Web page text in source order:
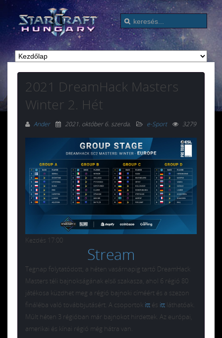
2021 DreamHack Masters
Winter 2. Hét
Ander 2021. október 6. szerda. e-Sport 3279
Kezdés 17:00
Stream
Tegnap folytatódott, a héten vasárnapig tartó DreamHack
Masters téli bajnokságának első szakasza, ahol 6 régió 80
játékosa küzdhet meg a régió bajnoki címéért és a szezon
fináléba való továbbjutásért. A csoportok itt és itt láthatóak.
Múlt héten 3 régióban már bajnokot hirdettek. Az európai,
amerikai és kínai régió még hátra van.